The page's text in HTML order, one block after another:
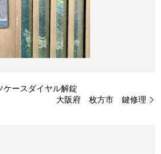
ースダイヤル解錠
大阪府 枚方市 鍵修理